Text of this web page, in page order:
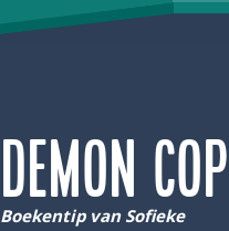
Demon
Boekentip van Sofieke